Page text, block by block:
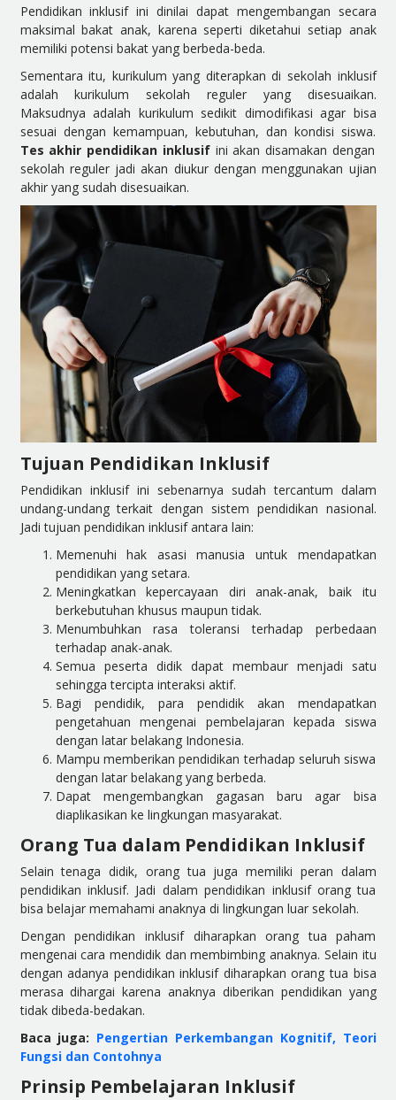
Pendidikan inklusif ini dinilai dapat mengembangan secara
maksimal bakat anak, karena seperti diketahui setiap anak
memiliki potensi bakat yang berbeda-beda.
Sementara itu, kurikulum yang diterapkan di sekolah inklusif
adalah kurikulum sekolah reguler yang disesuaikan.
Maksudnya adalah kurikulum sedikit dimodifikasi agar bisa
sesuai dengan kemampuan, kebutuhan, dan kondisi siswa.
Tes akhir pendidikan inklusif ini akan disamakan dengan
sekolah reguler jadi akan diukur dengan menggunakan ujian
akhir yang sudah disesuaikan.
Tujuan Pendidikan Inklusif
Pendidikan inklusif ini sebenarnya sudah tercantum dalam
undang-undang terkait dengan sistem pendidikan nasional.
Jadi tujuan pendidikan inklusif antara lain:
Memenuhi hak asasi manusia untuk mendapatkan
pendidikan yang setara.
Meningkatkan kepercayaan diri anak-anak, baik itu
berkebutuhan khusus maupun tidak.
Menumbuhkan rasa toleransi terhadap perbedaan
terhadap anak-anak.
Semua peserta didik dapat membaur menjadi satu
sehingga tercipta interaksi aktif.
Bagi pendidik, para pendidik akan mendapatkan
pengetahuan mengenai pembelajaran kepada siswa
dengan latar belakang Indonesia.
Mampu memberikan pendidikan terhadap seluruh siswa
dengan latar belakang yang berbeda.
Dapat mengembangkan gagasan baru agar bisa
diaplikasikan ke lingkungan masyarakat.
Orang Tua dalam Pendidikan Inklusif
Selain tenaga didik, orang tua juga memiliki peran dalam
pendidikan inklusif. Jadi dalam pendidikan inklusif orang tua
bisa belajar memahami anaknya di lingkungan luar sekolah.
Dengan pendidikan inklusif diharapkan orang tua paham
mengenai cara mendidik dan membimbing anaknya. Selain itu
dengan adanya pendidikan inklusif diharapkan orang tua bisa
merasa dihargai karena anaknya diberikan pendidikan yang
tidak dibeda-bedakan.
Baca juga: Pengertian Perkembangan Kognitif, Teori
Fungsi dan Contohnya
Prinsip Pembelajaran Inklusif